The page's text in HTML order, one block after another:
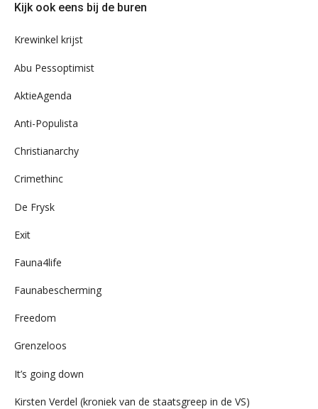
ons
Kijk ook eens bij de buren
Krewinkel krijst
Abu Pessoptimist
AktieAgenda
Anti-Populista
Christianarchy
Crimethinc
De Frysk
Exit
Fauna4life
Faunabescherming
Freedom
Grenzeloos
It’s going down
Kirsten Verdel (kroniek van de staatsgreep in de VS)